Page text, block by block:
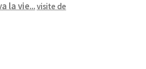
la vie...visite de